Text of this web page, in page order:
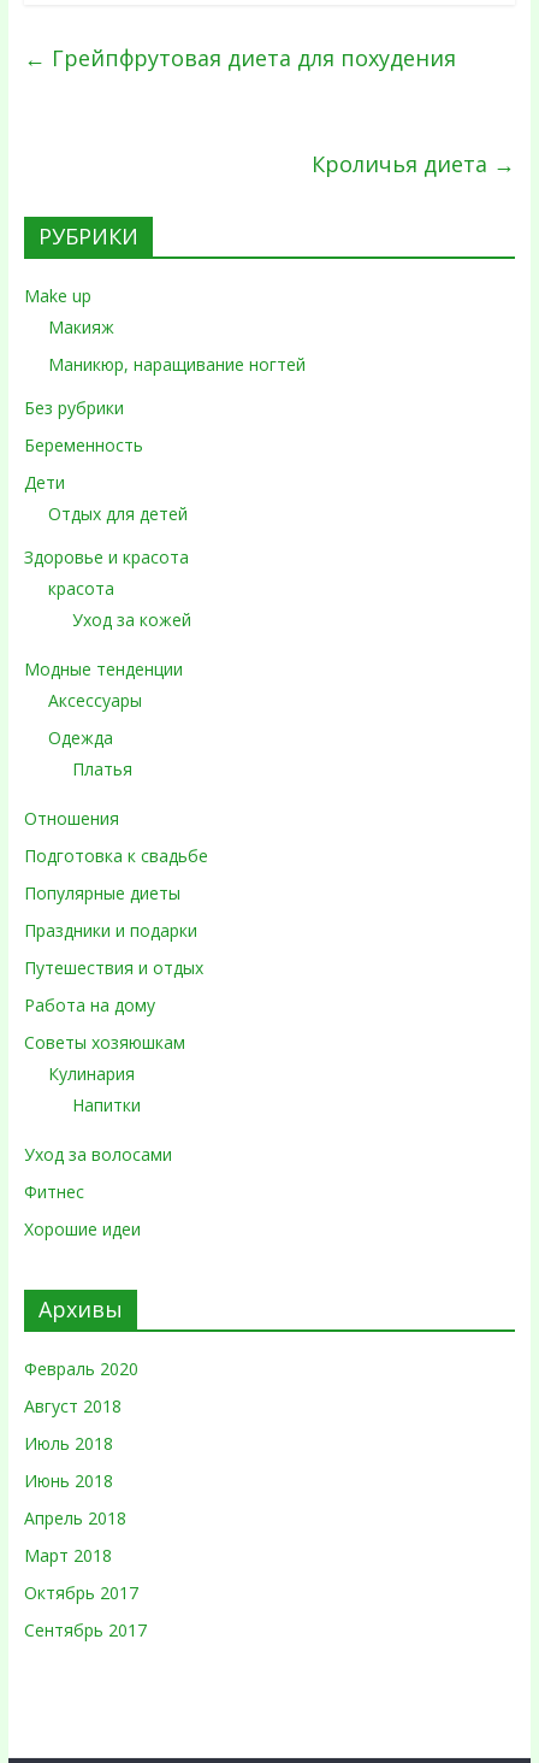
← Грейпфрутовая диета для похудения
Кроличья диета →
РУБРИКИ
Make up
Макияж
Маникюр, наращивание ногтей
Без рубрики
Беременность
Дети
Отдых для детей
Здоровье и красота
красота
Уход за кожей
Модные тенденции
Аксессуары
Одежда
Платья
Отношения
Подготовка к свадьбе
Популярные диеты
Праздники и подарки
Путешествия и отдых
Работа на дому
Советы хозяюшкам
Кулинария
Напитки
Уход за волосами
Фитнес
Хорошие идеи
Архивы
Февраль 2020
Август 2018
Июль 2018
Июнь 2018
Апрель 2018
Март 2018
Октябрь 2017
Сентябрь 2017